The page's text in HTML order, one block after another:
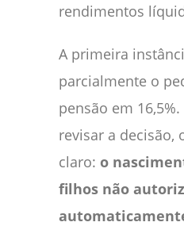
rendimentos
A primeira
parcialmente o
pensão em
revisar a decisão,
claro: o
filhos não